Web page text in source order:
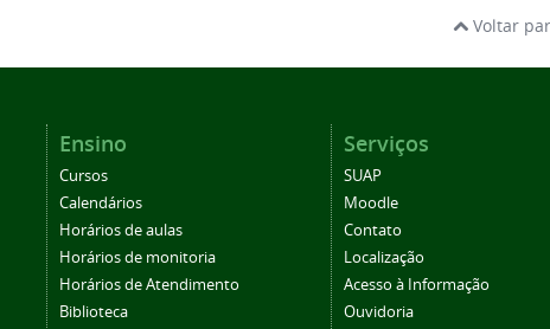
Voltar
Ensino
Cursos
Calendários
Horários de aulas
Horários de monitoria
Horários de Atendimento
Biblioteca
Serviços
SUAP
Moodle
Contato
Localização
Acesso à Informação
Ouvidoria